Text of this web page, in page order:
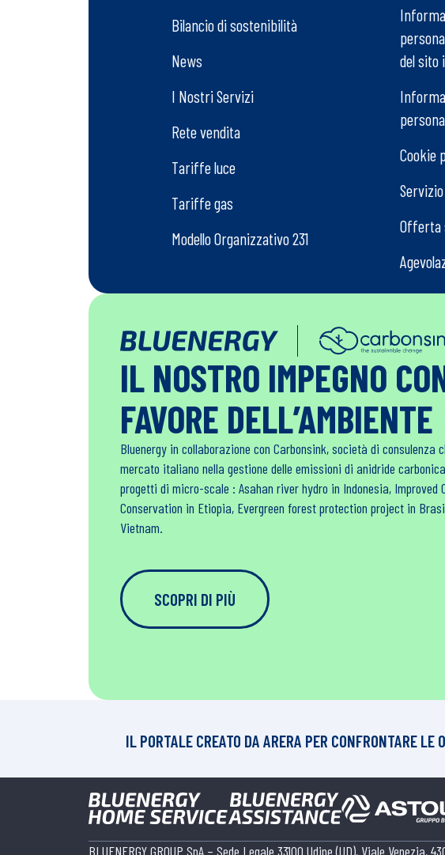
Bilancio di sostenibilità
News
I Nostri Servizi
Rete vendita
Tariffe luce
Tariffe gas
Modello Organizzativo 231
del sito
Cookie
Offerta
IL NOSTRO IMPEGNO
FAVORE DELL’AMBIENTE
Bluenergy in collaborazione con Carbonsink, società di consulenza
mercato italiano nella gestione delle emissioni di anidride
progetti di micro-scale : Asahan river hydro in Indonesia, Improved
Conservation in Etiopia, Evergreen forest protection project in
Vietnam.
SCOPRI DI PIÙ
IL PORTALE CREATO DA ARERA PER CONFRONTARE LE
BLUENERGY GROUP SpA – Sede Legale 33100 Udine (UD), Viale Venezia,